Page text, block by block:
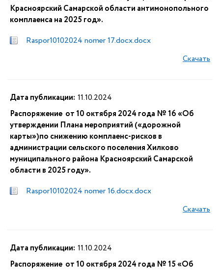
Красноярский Самарской области антимонопольного
комплаенса на 2025 год».
Raspor10102024 nomer 17.docx.docx
Скачать
Дата публикации: 11.10.2024
Распоряжение от 10 октября 2024 года № 16 «Об
утверждении Плана мероприятий («дорожной
карты»)по снижению комплаенс-рисков в
администрации сельского поселения Хилково
муниципального района Красноярский Самарской
области в 2025 году».
Raspor10102024 nomer 16.docx.docx
Скачать
Дата публикации: 11.10.2024
Распоряжение от 10 октября 2024 года № 15 «Об